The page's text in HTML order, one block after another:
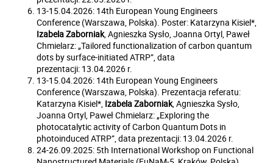
13-15.04.2026: 14th European Young Engineers
Conference (Warszawa, Polska). Poster: Katarzyna Kisiel*,
Izabela Zaborniak, Agnieszka Sysło, Joanna Ortyl, Paweł
Chmielarz: „Tailored functionalization of carbon quantum
dots by surface-initiated ATRP”, data
prezentacji: 13.04.2026 r.
13-15.04.2026: 14th European Young Engineers
Conference (Warszawa, Polska). Prezentacja referatu:
Katarzyna Kisiel*, Izabela Zaborniak, Agnieszka Sysło,
Joanna Ortyl, Paweł Chmielarz: „Exploring the
photocatalytic activity of Carbon Quantum Dots in
photoinduced ATRP”, data prezentacji: 13.04.2026 r.
24-26.09.2025: 5th International Workshop on Functional